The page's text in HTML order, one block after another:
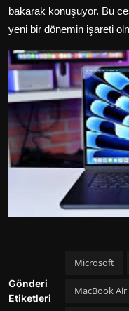
bakarak konuşuyor. Bu
yeni bir dönemin işareti
Gönderi
Etiketleri
Microsoft
MacBook Air